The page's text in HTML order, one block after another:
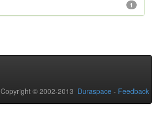
1
Copyright © 2002-2013 Duraspace - Feedback